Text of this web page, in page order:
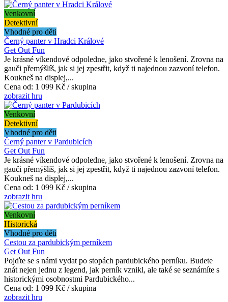
Venkovní
Detektivní
Vhodné pro děti
Černý panter v Hradci Králové
Get Out Fun
Je krásné víkendové odpoledne, jako stvořené k lenošení. Zrovna na
gauči přemýšlíš, jak si jej zpestřit, když ti najednou zazvoní telefon.
Koukneš na displej,...
Cena od: 1 099 Kč / skupina
zobrazit hru
Venkovní
Detektivní
Vhodné pro děti
Černý panter v Pardubicích
Get Out Fun
Je krásné víkendové odpoledne, jako stvořené k lenošení. Zrovna na
gauči přemýšlíš, jak si jej zpestřit, když ti najednou zazvoní telefon.
Koukneš na displej,...
Cena od: 1 099 Kč / skupina
zobrazit hru
Venkovní
Historická
Vhodné pro děti
Cestou za pardubickým perníkem
Get Out Fun
Pojďte se s námi vydat po stopách pardubického perníku. Budete
znát nejen jednu z legend, jak perník vznikl, ale také se seznámíte s
historickými osobnostmi Pardubického...
Cena od: 1 099 Kč / skupina
zobrazit hru